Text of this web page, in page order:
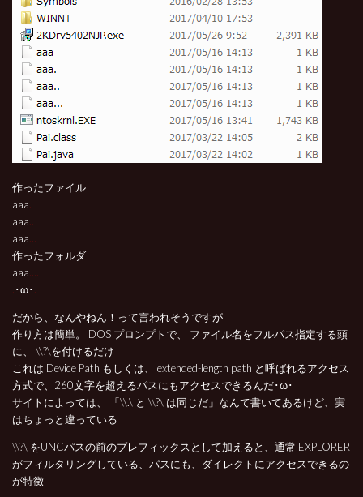
作ったファイル
aaa.
aaa..
aaa…
作ったフォルダ
aaa….
.･ω･.
だから、なんやねん！って言われそうですが
作り方は簡単。 DOS プロンプトで、 ファイル名をフルパス指定する頭
に、 \\?\を付けるだけ
これは Device Path もしくは、 extended-length path と呼ばれるアクセス
方式で、260文字を超えるパスにもアクセスできるんだ･ω･
サイトによっては、 「\\.\ と \\?\ は同じだ」なんて書いてあるけど、実
はちょっと違っている
\\?\ をUNCパスの前のプレフィックスとして加えると、通常 EXPLORER
がフィルタリングしている、パスにも、ダイレクトにアクセスできるの
が特徴